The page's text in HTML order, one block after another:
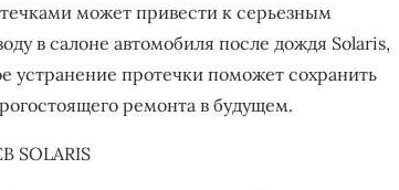
может привести к серьезным
в салоне автомобиля после дождя Solaris,
протечки поможет сохранить
ремонта в будущем.